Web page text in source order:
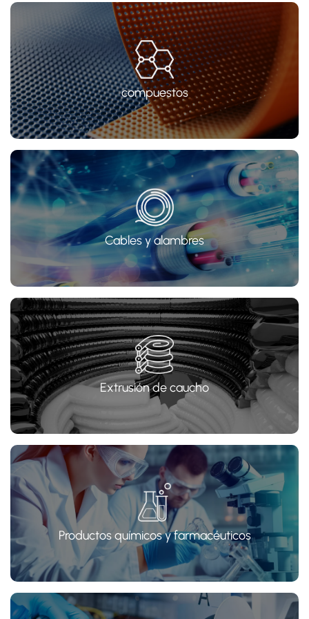
compuestos
Cables y alambres
Extrusión de caucho
Productos químicos y farmacéuticos